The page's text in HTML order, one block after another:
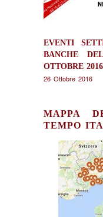
EVENTI
BANCHE
OTTOBRE 2016
26 Ottobre 2016
MAPPA
TEMPO